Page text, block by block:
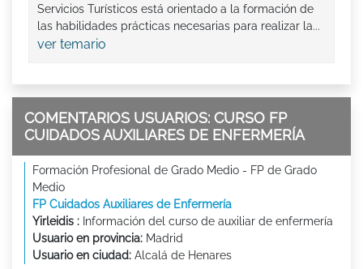
Servicios Turísticos está orientado a la formación de
las habilidades prácticas necesarias para realizar la...
ver temario
COMENTARIOS USUARIOS: CURSO FP
CUIDADOS AUXILIARES DE ENFERMERÍA
Formación Profesional de Grado Medio - FP de Grado
Medio
FP Cuidados Auxiliares de Enfermería
Yirleidis : Información del curso de auxiliar de enfermería
Usuario en provincia: Madrid
Usuario en ciudad: Alcalá de Henares